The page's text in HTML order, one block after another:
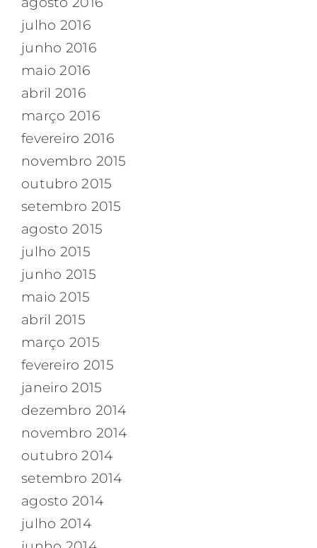
julho 2016
junho 2016
maio 2016
abril 2016
março 2016
fevereiro 2016
novembro 2015
outubro 2015
setembro 2015
agosto 2015
julho 2015
junho 2015
maio 2015
abril 2015
março 2015
fevereiro 2015
janeiro 2015
dezembro 2014
novembro 2014
outubro 2014
setembro 2014
agosto 2014
julho 2014